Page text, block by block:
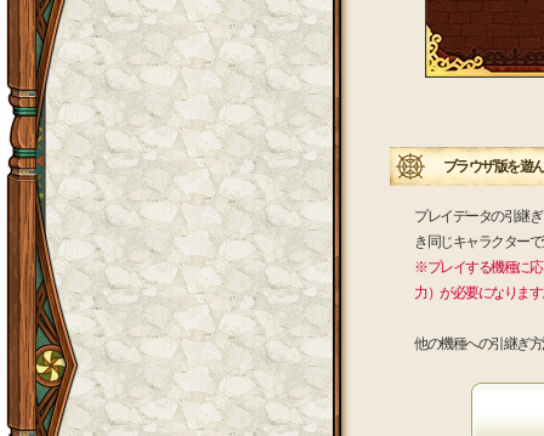
ブラウザ版を遊
プレイデータの引継
き同じキャラクター
※プレイする機種に応
力）が必要になりま
他の機種への引継ぎ